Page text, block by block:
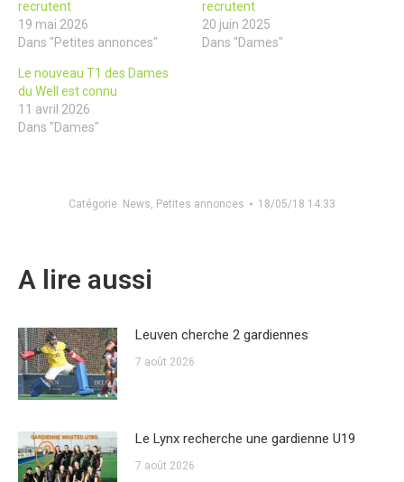
recrutent
19 mai 2026
Dans "Petites annonces"
recrutent
20 juin 2025
Dans "Dames"
Le nouveau T1 des Dames
du Well est connu
11 avril 2026
Dans "Dames"
Catégorie News, Petites annonces 18/05/18 14:33
A lire aussi
Leuven cherche 2 gardiennes
7 août 2026
Le Lynx recherche une gardienne U19
7 août 2026